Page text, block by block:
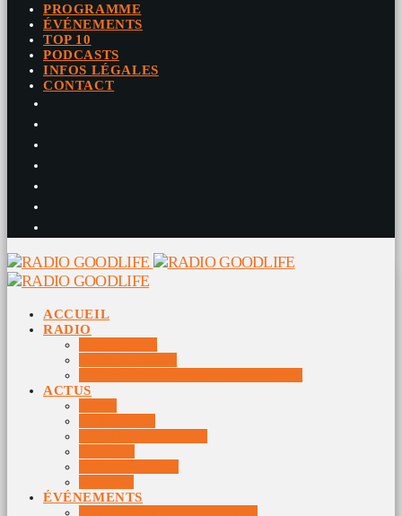
PROGRAMME
ÉVÉNEMENTS
TOP 10
PODCASTS
INFOS LÉGALES
CONTACT
ACCUEIL
RADIO
ACTUS
ÉVÉNEMENTS